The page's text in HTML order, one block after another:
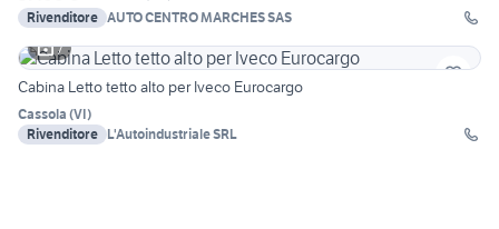
Rivenditore AUTO CENTRO MARCHES SAS
7
Cabina Letto tetto alto per Iveco Eurocargo
Cassola (VI)
Rivenditore L'Autoindustriale SRL